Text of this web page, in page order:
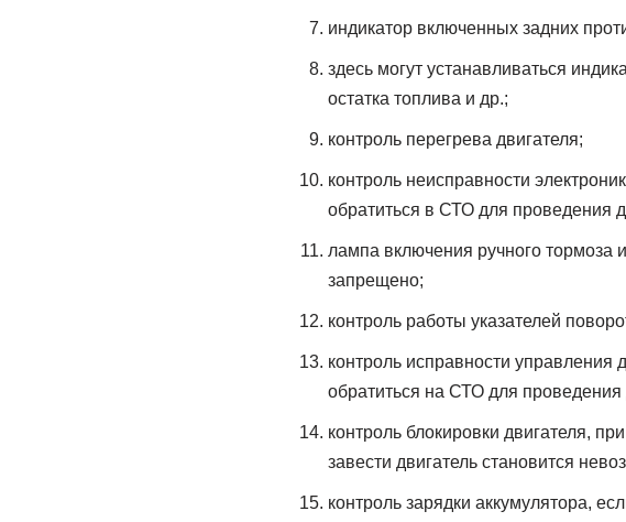
индикатор включенных задних
здесь могут устанавливаться
остатка топлива и др.;
контроль перегрева двигателя;
контроль неисправности
обратиться в СТО для проведения
лампа включения ручного
запрещено;
контроль работы указателей
контроль исправности
обратиться на СТО для проведения
контроль блокировки двигателя,
завести двигатель становится
контроль зарядки аккумулятора,